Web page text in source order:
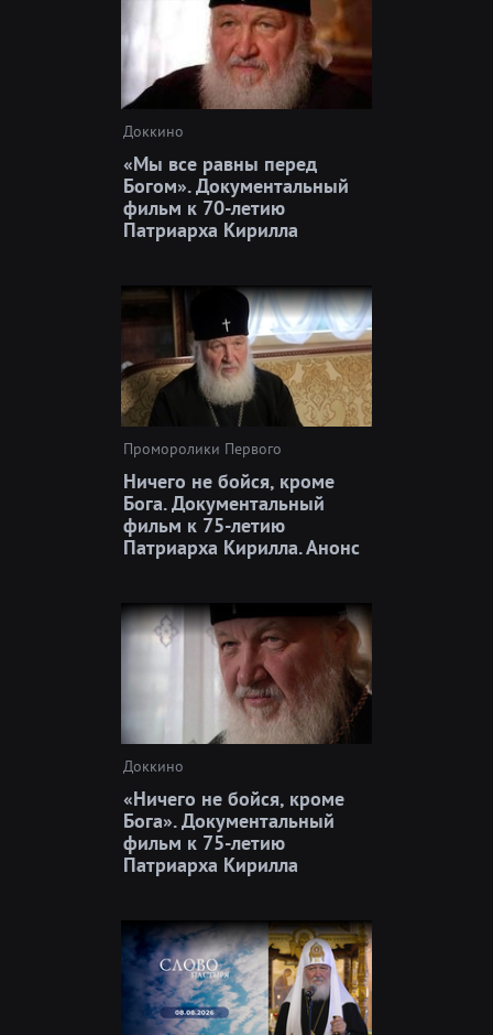
Доккино
«Мы все равны перед
Богом». Документальный
фильм к 70-летию
Патриарха Кирилла
Проморолики Первого
Ничего не бойся, кроме
Бога. Документальный
фильм к 75-летию
Патриарха Кирилла. Анонс
Доккино
«Ничего не бойся, кроме
Бога». Документальный
фильм к 75-летию
Патриарха Кирилла